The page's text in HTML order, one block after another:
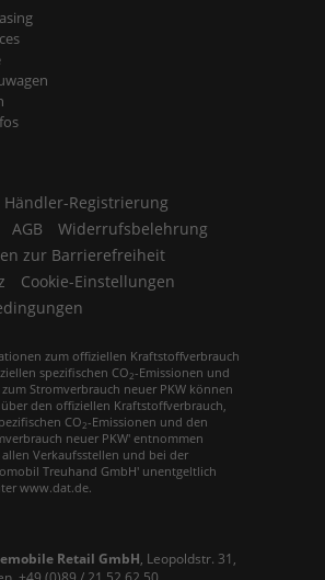
Händler-Registrierung
AGB
Widerrufsbelehrung
zur Barrierefreiheit
Cookie-Einstellungen
zum offiziellen Kraftstoffverbrauch
spezifischen CO 2-Emissionen und
Stromverbrauch neuer PKW können
den offiziellen Kraftstoffverbrauch,
CO 2-Emissionen und den
neuer PKW' entnommen
Verkaufsstellen und bei der
Treuhand GmbH' unentgeltlich
www.dat.de.
Retail GmbH, Leopoldstr. 31 ,